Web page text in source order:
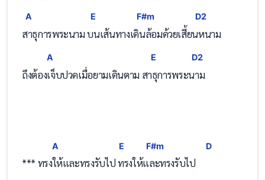
A
สาธุการพระนาม
E
บนเส้นทางเ
F#m
ดินล้อมด้วยเสี้ย
D2
นหนาม
ถึงต้อ
A
งเจ็บปวดเมื่อยามเดินตาม ส
E
าธุการพระ
D2
นาม
*** ทร
A
งให้และทรงรับไป
E
ทรงให้
F#m
และทรงรับไป
D